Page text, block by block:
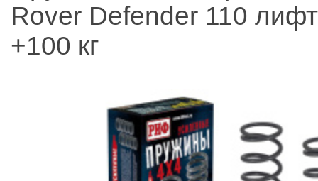
Rover Defender 110
+100 кг